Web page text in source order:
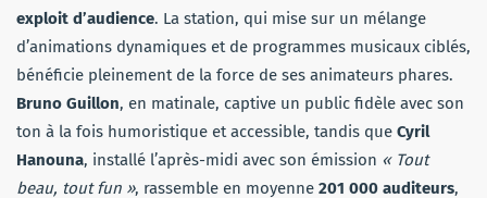
exploit d’audience. La station, qui mise sur un mélange
d’animations dynamiques et de programmes musicaux ciblés,
bénéficie pleinement de la force de ses animateurs phares.
Bruno Guillon, en matinale, captive un public fidèle avec son
ton à la fois humoristique et accessible, tandis que Cyril
Hanouna, installé l’après-midi avec son émission « Tout
beau, tout fun », rassemble en moyenne 201 000 auditeurs,